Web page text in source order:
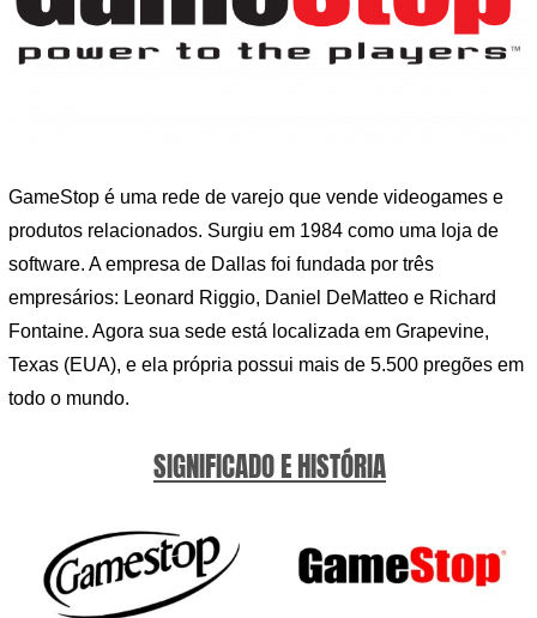
GameStop é uma rede de varejo que vende videogames e
produtos relacionados. Surgiu em 1984 como uma loja de
software. A empresa de Dallas foi fundada por três
empresários: Leonard Riggio, Daniel DeMatteo e Richard
Fontaine. Agora sua sede está localizada em Grapevine,
Texas (EUA), e ela própria possui mais de 5.500 pregões em
todo o mundo.
SIGNIFICADO E HISTÓRIA